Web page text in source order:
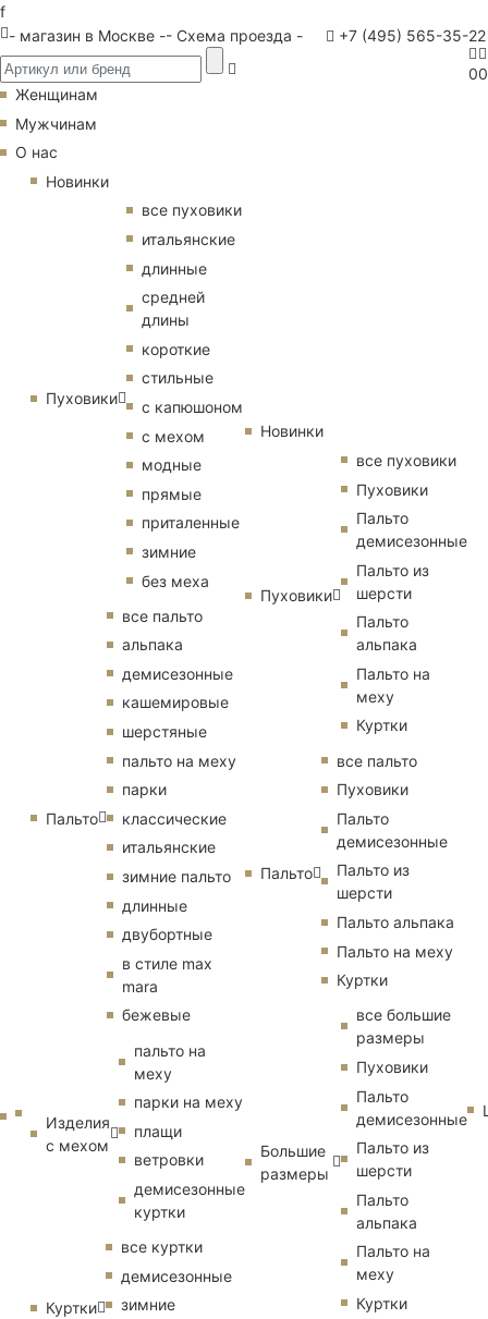
f
- магазин в Москве -- Схема проезда - +7 (495) 565-35-22
00
Женщинам
Мужчинам
О нас
Новинки
Пуховики
все пуховики
итальянские
длинные
средней
длины
короткие
стильные
с капюшоном
с мехом
модные
прямые
приталенные
зимние
без меха
Пальто
все пальто
альпака
демисезонные
кашемировые
шерстяные
пальто на меху
парки
классические
итальянские
зимние пальто
длинные
двубортные
в стиле max
mara
бежевые
Изделия
с мехом
пальто на
меху
парки на меху
плащи
ветровки
демисезонные
куртки
Куртки
все куртки
демисезонные
зимние
Новинки
Пуховики
все пуховики
Пуховики
Пальто
демисезонные
Пальто из
шерсти
Пальто
альпака
Пальто на
меху
Куртки
Пальто
все пальто
Пуховики
Пальто
демисезонные
Пальто из
шерсти
Пальто альпака
Пальто на меху
Куртки
Большие
размеры
все большие
размеры
Пуховики
Пальто
демисезонные
Пальто из
шерсти
Пальто
альпака
Пальто на
меху
Куртки